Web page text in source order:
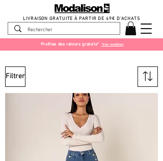
LIVRAISON GRATUITE À PARTIR DE 49€ D'ACHATS
Profitez des retours gratuits* *Voir condition
Filtrer